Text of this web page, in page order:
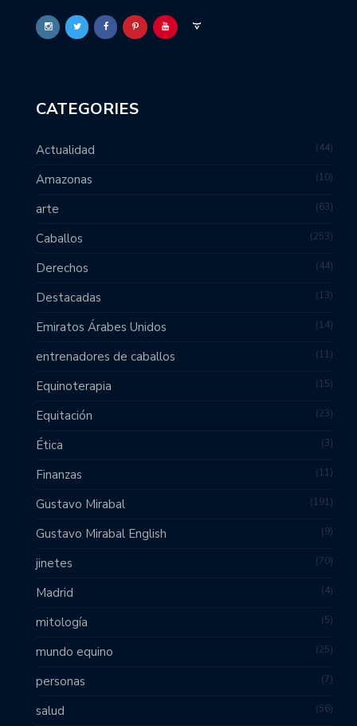
CATEGORIES
Actualidad 44
Amazonas 10
arte 63
Caballos 253
Derechos 44
Destacadas 13
Emiratos Árabes Unidos 14
entrenadores de caballos 11
Equinoterapia 15
Equitación 23
Ética 3
Finanzas 11
Gustavo Mirabal 191
Gustavo Mirabal English 9
jinetes 70
Madrid 4
mitología 5
mundo equino 25
personas 7
salud 56